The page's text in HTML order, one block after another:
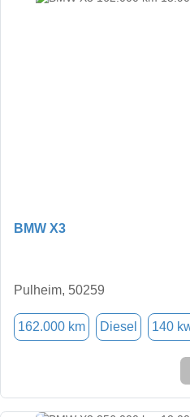
BMW X3
Pulheim, 50259
162.000 km Diesel 140